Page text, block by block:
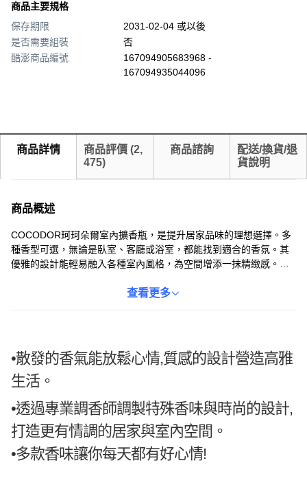
商品主要規格
保存期限
2031-02-04 或以後
是否需要組裝
否
酷澎商品編號
167094905683968 -
167094935044096
商品詳情 商品評價 (2,
475)
商品諮詢
配送/換貨/退
貨說明
商品概述
COCODOR珂珂朵爾室內擴香瓶，是提升居家品味的理想選擇。多
種香型可選，無論是臥室、客廳或浴室，都能找到適合的香氛。其
優雅的設計能輕易融入各種室內風格，為空間增添一抹精緻感。使
測，不含甲醇等有害物質，讓您使用，享受美好的香氛生活。
查看更多
•散發的香氣能放鬆心情,質感的設計營造高雅
生活。
•透過專業調香師調製特殊香味與時尚的設計,
打造更有情調的居家與室內空間。
•多款香味讓你每天都有好心情!